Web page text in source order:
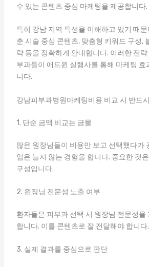
수 있는 콘텐츠 중심 마케팅을 제공합니다.
특히 강남 지역 특성을 이해하고 있기 때
춘 시술 중심 콘텐츠, 맞춤형 키워드 구성,
략 등을 정확하게 안내합니다. 이러한 전
부과들이 애드윈 실행사를 통해 마케팅 효
니다.
강남피부과병원마케팅비용 비교 시 반드
1. 단순 금액 비교는 금물
많은 원장님들이 비용만 보고 선택했다가
입은 늘지 않는 경험을 합니다. 중요한 것
구성입니다.
2. 원장님 전문성 노출 여부
환자들은 피부과 선택 시 원장님 전문성을
합니다. 이를 콘텐츠로 잘 전달해야 합니다.
3. 실제 결과를 중심으로 판단